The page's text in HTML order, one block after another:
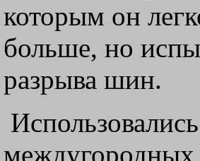
которым он
больше, но
разрыва шин.
междугородных